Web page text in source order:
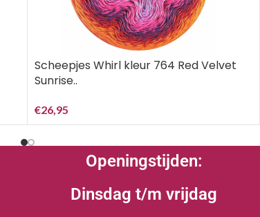
Scheepjes Whirl kleur 764 Red Velvet
Sunrise..
€26,95
Openingstijden:
Dinsdag t/m vrijdag